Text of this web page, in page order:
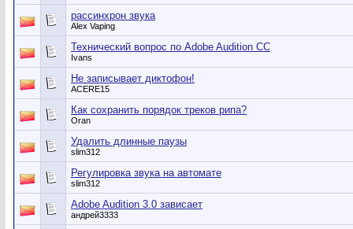
рассинхрон звука
Alex Vaping
Технический вопрос по Adobe Audition CC
Ivans
Не записывает диктофон!
ACERE15
Как сохранить порядок треков рипа?
Oran
Удалить длинные паузы
slim312
Регулировка звука на автомате
slim312
Adobe Audition 3.0 зависает
андрей3333